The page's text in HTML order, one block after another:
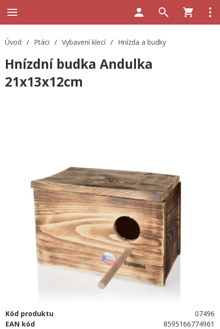
Úvod / Ptáci / Vybavení klecí / Hnízda a budky
Hnízdní budka Andulka
21x13x12cm
Kód produktu
07496
EAN kód
8595166774961